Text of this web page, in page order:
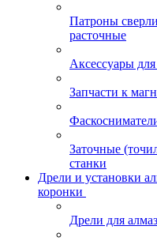
Патроны
расточные
Аксессуары
Запчасти к
Заточные
станки
Дрели и установки
коронки
Дрели для